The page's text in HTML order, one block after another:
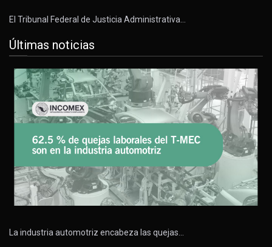
El Tribunal Federal de Justicia Administrativa…
Últimas noticias
La industria automotriz encabeza las quejas…